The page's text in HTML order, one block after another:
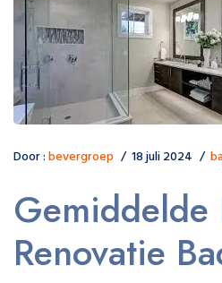
Door :bevergroep 18 juli 2024
Gemiddelde
Renovatie